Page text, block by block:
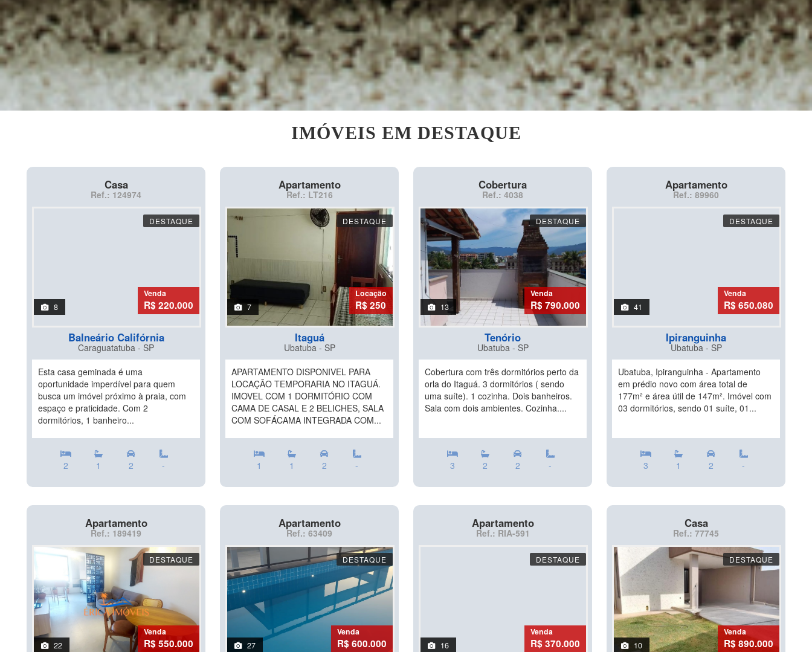
IMÓVEIS EM DESTAQUE
Casa
Ref.: 124974
DESTAQUE
8
Venda
R$ 220.000
Balneário Califórnia
Caraguatatuba - SP
Esta casa geminada é uma
oportunidade imperdível para quem
busca um imóvel próximo à praia, com
espaço e praticidade. Com 2
dormitórios, 1 banheiro...
2 1 2 -
Apartamento
Ref.: LT216
DESTAQUE
7
Locação
R$ 250
Itaguá
Ubatuba - SP
APARTAMENTO DISPONIVEL PARA
LOCAÇÃO TEMPORARIA NO ITAGUÁ.
IMOVEL COM 1 DORMITÓRIO COM
CAMA DE CASAL E 2 BELICHES, SALA
COM SOFÁCAMA INTEGRADA COM...
1 1 2 -
Cobertura
Ref.: 4038
DESTAQUE
13
Venda
R$ 790.000
Tenório
Ubatuba - SP
Cobertura com três dormitórios perto da
orla do Itaguá. 3 dormitórios ( sendo
uma suíte). 1 cozinha. Dois banheiros.
Sala com dois ambientes. Cozinha....
3 2 2 -
Apartamento
Ref.: 89960
DESTAQUE
41
Venda
R$ 650.080
Ipiranguinha
Ubatuba - SP
Ubatuba, Ipiranguinha - Apartamento
em prédio novo com área total de
177m² e área útil de 147m². Imóvel com
03 dormitórios, sendo 01 suíte, 01...
3 1 2 -
Apartamento
Ref.: 189419
DESTAQUE
22
Venda
R$ 550.000
Apartamento
Ref.: 63409
DESTAQUE
27
Venda
R$ 600.000
Apartamento
Ref.: RIA-591
DESTAQUE
16
Venda
R$ 370.000
Casa
Ref.: 77745
DESTAQUE
10
Venda
R$ 890.000